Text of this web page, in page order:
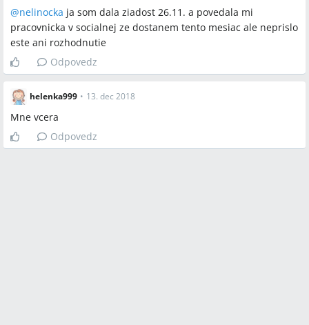
@nelinocka ja som dala ziadost 26.11. a povedala mi
pracovnicka v socialnej ze dostanem tento mesiac ale neprislo
este ani rozhodnutie
Odpovedz
helenka999 • 13. dec 2018
Mne vcera
Odpovedz